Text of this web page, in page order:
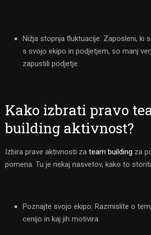
Nižja stopnja fluktuacije: Zaposleni, ki
s svojo ekipo in podjetjem, so manj
zapustili podjetje.
Kako izbrati pravo
building aktivnost?
Izbira prave aktivnosti za team building za
pomena. Tu je nekaj nasvetov, kako to
Poznajte svojo ekipo: Razmislite o
cenijo in kaj jih motivira.